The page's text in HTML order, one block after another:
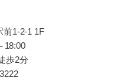
前1-2-1 1F
18:00
歩2分